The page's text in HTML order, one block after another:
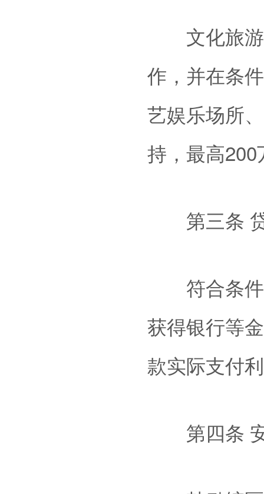
文化旅游
作，并在条
艺娱乐场所
持，最高200
第三条 贷
符合条件
获得银行等
款实际支付
第四条 安